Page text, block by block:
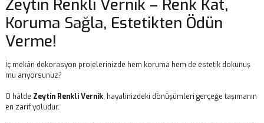
Zeytin Renkli Vernik – Renk Kat,
Koruma Sağla, Estetikten Ödün
Verme!
İç mekân dekorasyon projelerinizde hem koruma hem de estetik dokunuş
mu arıyorsunuz?
O hâlde Zeytin Renkli Vernik, hayalinizdeki dönüşümleri gerçeğe taşımanın
en zarif yoludur.